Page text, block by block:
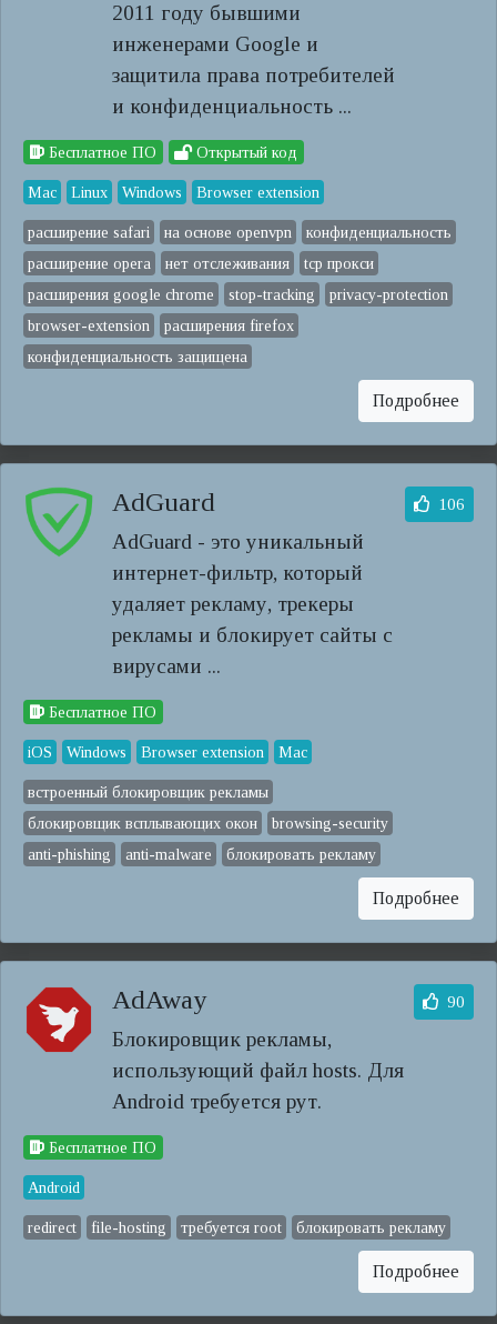
2011 году бывшими
инженерами Google и
защитила права потребителей
и конфиденциальность ...
Бесплатное ПО Открытый код
Mac Linux Windows Browser extension
расширение safari на основе openvpn
конфиденциальность
расширение opera
нет отслеживания
tcp прокси
расширения google chrome
stop-tracking
privacy-protection
browser-extension
расширения firefox
конфиденциальность защищена
Подробнее
AdGuard
AdGuard - это уникальный
интернет-фильтр, который
удаляет рекламу, трекеры
рекламы и блокирует сайты с
вирусами ...
106
Бесплатное ПО
iOS Windows Browser extension Mac
встроенный блокировщик рекламы
блокировщик всплывающих окон
browsing-security
anti-phishing
anti-malware блокировать рекламу
Подробнее
AdAway
Блокировщик рекламы,
использующий файл hosts. Для
Android требуется рут.
90
Бесплатное ПО
Android
redirect file-hosting требуется root блокировать рекламу
Подробнее